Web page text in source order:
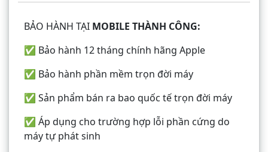
BẢO HÀNH TẠI MOBILE THÀNH CÔNG:
✅ Bảo hành 12 tháng chính hãng Apple
✅ Bảo hành phần mềm trọn đời máy
✅ Sản phẩm bán ra bao quốc tế trọn đời máy
✅ Áp dụng cho trường hợp lỗi phần cứng do
máy tự phát sinh